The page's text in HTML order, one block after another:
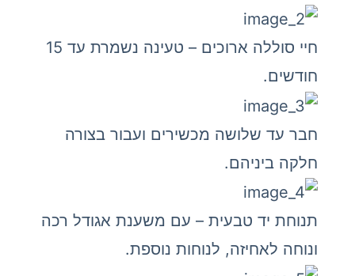
חיי סוללה ארוכים – טעינה נשמרת עד 15
חודשים.
חבר עד שלושה מכשירים ועבור בצורה
חלקה ביניהם.
תנוחת יד טבעית – עם משענת אגודל רכה
ונוחה לאחיזה, לנוחות נוספת.